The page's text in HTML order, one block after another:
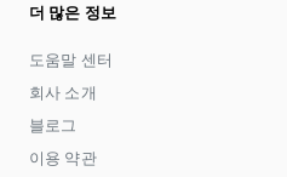
더 많은 정보
도움말 센터
회사 소개
블로그
이용 약관